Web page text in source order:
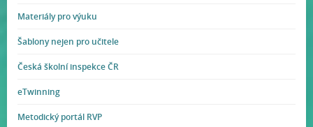
Materiály pro výuku
Šablony nejen pro učitele
Česká školní inspekce ČR
eTwinning
Metodický portál RVP